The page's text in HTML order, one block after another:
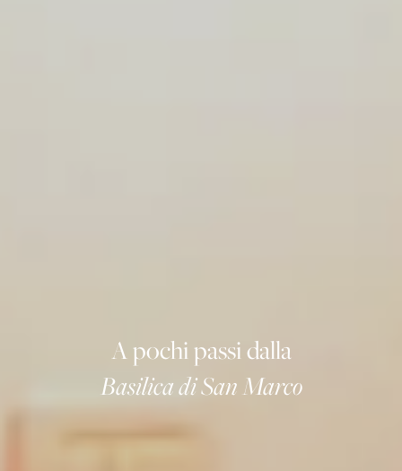
A pochi passi dalla
Basilica di San Marco